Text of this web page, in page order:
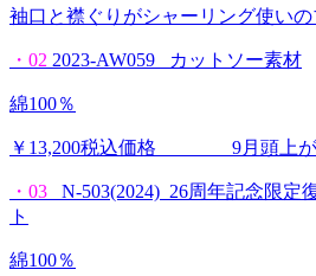
袖口と襟ぐりがシャーリング使いの
・02 2023-AW059 カットソー素材
綿100％
￥13,200税込価格 9月頭上が
・03
N-503(2024) 26周年記念限定
ト
綿100％